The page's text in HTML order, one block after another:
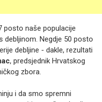
posto naše populacije
Negdje 50 posto
debljine - dakle, rezultati
, predsjednik Hrvatskog
zbora.
i da smo spremni